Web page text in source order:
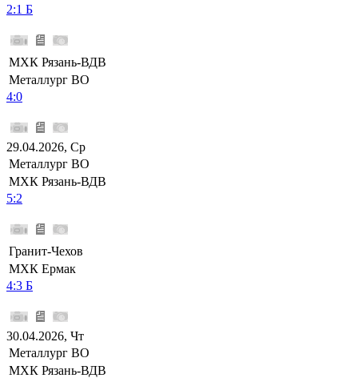
2:1 Б
МХК Рязань-ВДВ
Металлург ВО
4:0
29.04.2026, Ср
Металлург ВО
МХК Рязань-ВДВ
5:2
Гранит-Чехов
МХК Ермак
4:3 Б
30.04.2026, Чт
Металлург ВО
МХК Рязань-ВДВ